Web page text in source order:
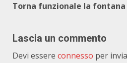
Torna funzionale la fontana
Lascia un commento
Devi essere connesso per